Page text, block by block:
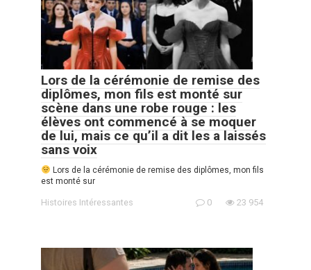
Lors de la cérémonie de remise des
diplômes, mon fils est monté sur
scène dans une robe rouge : les
élèves ont commencé à se moquer
de lui, mais ce qu’il a dit les a laissés
sans voix
Lors de la cérémonie de remise des diplômes, mon fils
est monté sur
Histoires Intéressantes 0 23 954